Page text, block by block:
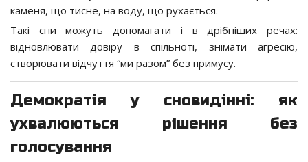
каменя, що тисне, на воду, що рухається.
Такі сни можуть допомагати і в дрібніших речах:
відновлювати довіру в спільноті, знімати агресію,
створювати відчуття “ми разом” без примусу.
Демократія у сновидінні: як
ухвалюються рішення без
голосування